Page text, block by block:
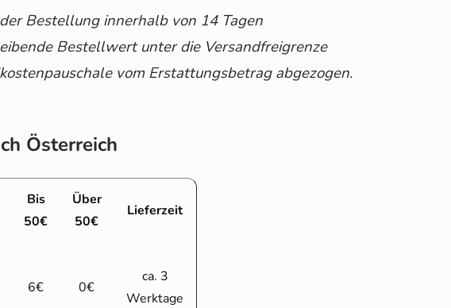
Bestellung innerhalb von 14 Tagen
Bestellwert unter die Versandfreigrenze
vom Erstattungsbetrag abgezogen.
Österreich
Bis
50€
Über
50€
Lieferzeit
6€ 0€
ca. 3
Werktage